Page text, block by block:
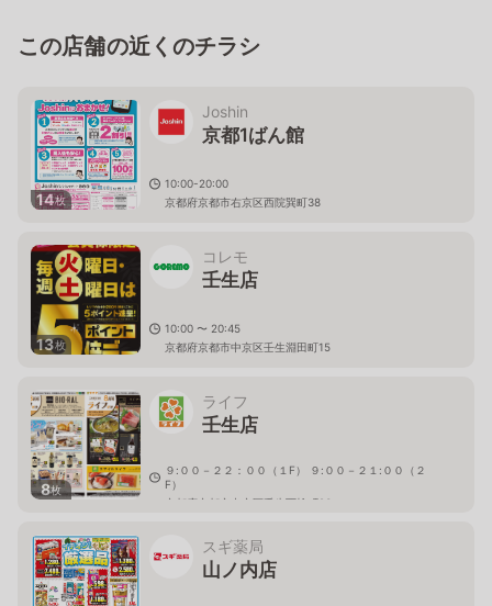
この店舗の近くのチラシ
14枚
Joshin
京都1ばん館
10:00-20:00
京都府京都市右京区西院巽町38
13枚
コレモ
壬生店
10:00 〜 20:45
京都府京都市中京区壬生淵田町15
8枚
ライフ
壬生店
９:００－２２：００（１F） ９:００－２１:００（２
F）
京都府京都市中京区壬生西檜町23
スギ薬局
山ノ内店